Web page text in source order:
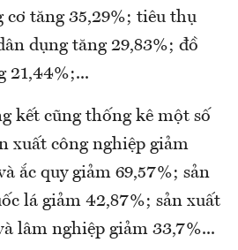
cơ tăng 35,29%; tiêu thụ
dụng tăng 29,83%; đồ
21,44%;...
kết cũng thống kê một số
xuất công nghiệp giảm
ắc quy giảm 69,57%; sản
lá giảm 42,87%; sản xuất
lâm nghiệp giảm 33,7%...